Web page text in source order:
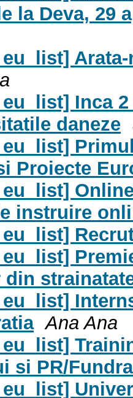
la Deva, 29
Inca
daneze
Proiecte
instruire
Ana Ana
si PR/